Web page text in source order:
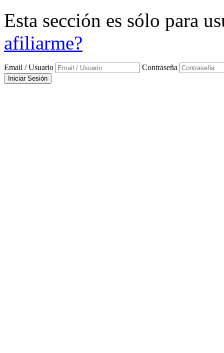
Esta sección es sólo para
afiliarme?
Email / Usuario Contraseña
Iniciar Sesión